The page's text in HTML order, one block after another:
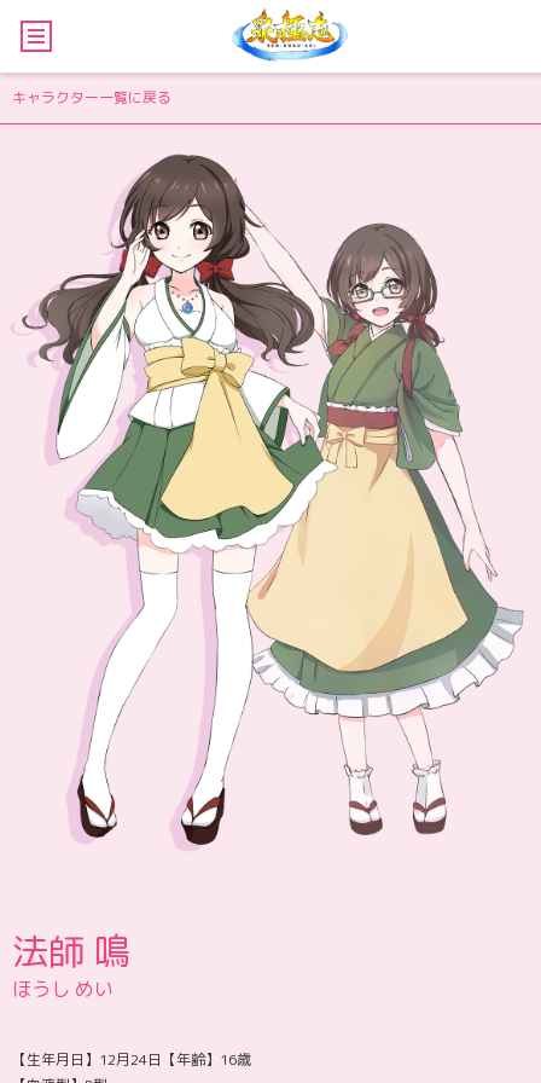
キャラクター一覧に戻る
法師 鳴
ほうし めい
【生年月日】12月24日【年齢】16歳